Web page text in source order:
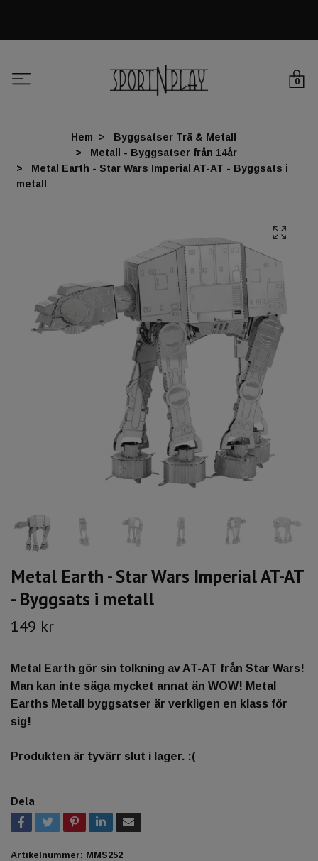
0
Hem
Byggsatser Trä & Metall
Metall - Byggsatser från 14år
Metal Earth - Star Wars Imperial AT-AT - Byggsats i
metall
Metal Earth - Star Wars Imperial AT-AT
- Byggsats i metall
149 kr
Metal Earth gör sin tolkning av AT-AT från Star Wars!
Man kan inte säga mycket annat än WOW! Metal
Earths Metall byggsatser är verkligen en klass för
sig!
Produkten är tyvärr slut i lager. :(
Dela
Artikelnummer: MMS252